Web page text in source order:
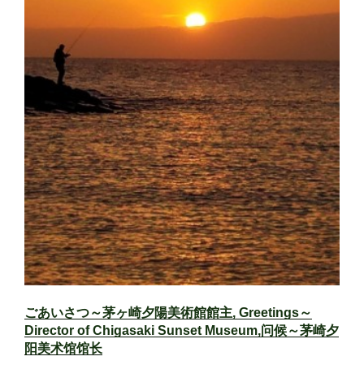
ごあいさつ～茅ヶ崎夕陽美術館館主, Greetings～
Director of Chigasaki Sunset Museum,问候～茅崎夕
阳美术馆馆长